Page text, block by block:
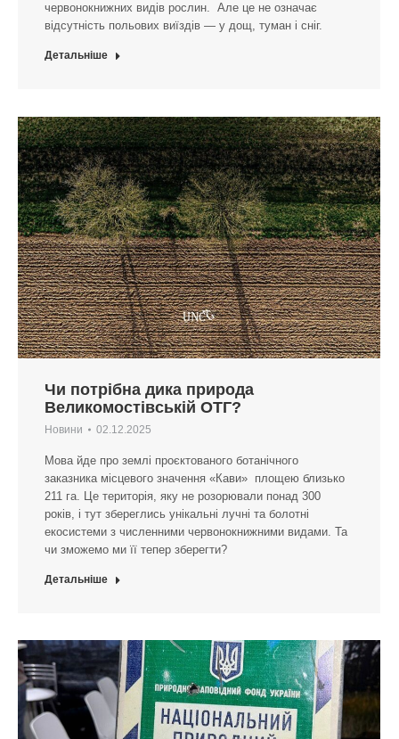
червонокнижних видів рослин. Але це не означає
відсутність польових виїздів — у дощ, туман і сніг.
Детальніше
Чи потрібна дика природа
Великомостівській ОТГ?
Новини 02.12.2025
Мова йде про землі проєктованого ботанічного
заказника місцевого значення «Кави» площею близько
211 га. Це територія, яку не розорювали понад 300
років, і тут збереглись унікальні лучні та болотні
екосистеми з численними червонокнижними видами. Та
чи зможемо ми її тепер зберегти?
Детальніше